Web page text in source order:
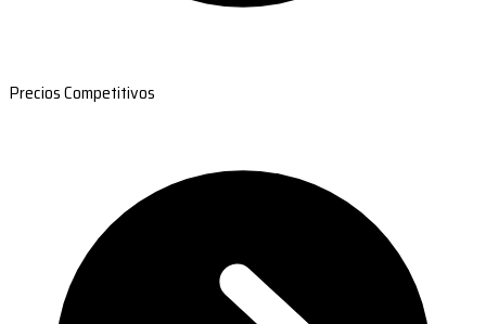
Precios Competitivos